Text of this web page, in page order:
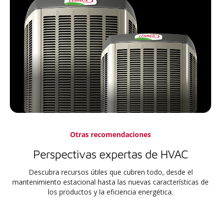
Otras recomendaciones
Perspectivas expertas de HVAC
Descubra recursos útiles que cubren todo, desde el
mantenimiento estacional hasta las nuevas características de
los productos y la eficiencia energética.